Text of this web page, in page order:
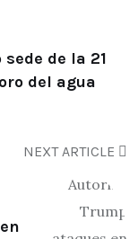
de la 21
del agua
NEXT ARTICLE